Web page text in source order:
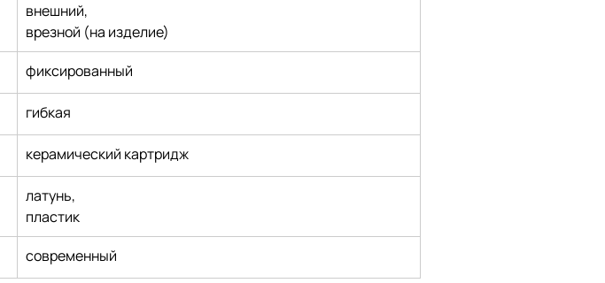
внешний,
врезной (на изделие)
фиксированный
гибкая
керамический картридж
латунь,
пластик
современный